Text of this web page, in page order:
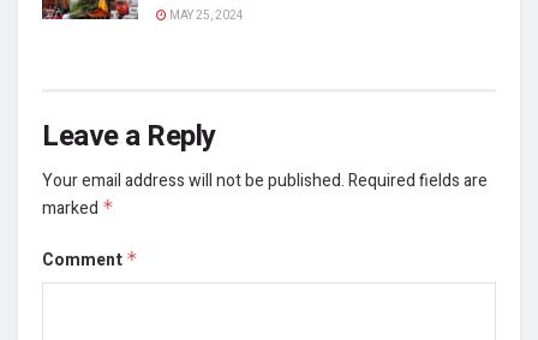
MAY 25, 2024
Leave a Reply
Your email address will not be published.Required fields are
marked *
Comment *